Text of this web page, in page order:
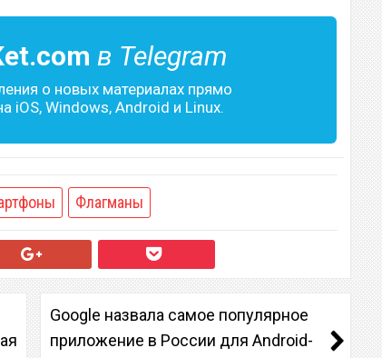
в Telegram
о новых материалах прямо
iOS, Windows, Android и Linux.
Флагманы
Google назвала самое популярное
приложение в России для Android-